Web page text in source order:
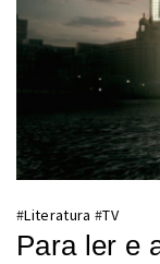
#Literatura #TV
Para ler e